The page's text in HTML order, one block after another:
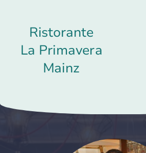
Ristorante
La Primavera
Mainz